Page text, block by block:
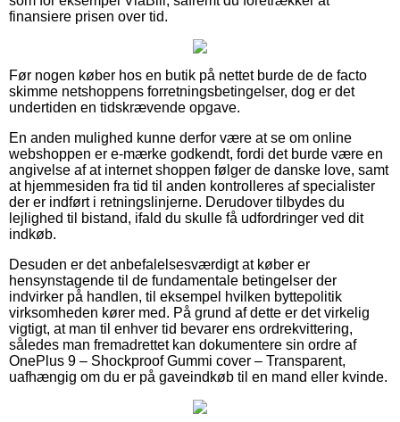
finansiere prisen over tid.
Før nogen køber hos en butik på nettet burde de de facto
skimme netshoppens forretningsbetingelser, dog er det
undertiden en tidskrævende opgave.
En anden mulighed kunne derfor være at se om online
webshoppen er e-mærke godkendt, fordi det burde være en
angivelse af at internet shoppen følger de danske love, samt
at hjemmesiden fra tid til anden kontrolleres af specialister
der er indført i retningslinjerne. Derudover tilbydes du
lejlighed til bistand, ifald du skulle få udfordringer ved dit
indkøb.
Desuden er det anbefalelsesværdigt at køber er
hensynstagende til de fundamentale betingelser der
indvirker på handlen, til eksempel hvilken byttepolitik
virksomheden kører med. På grund af dette er det virkelig
vigtigt, at man til enhver tid bevarer ens ordrekvittering,
således man fremadrettet kan dokumentere sin ordre af
OnePlus 9 – Shockproof Gummi cover – Transparent,
uafhængig om du er på gaveindkøb til en mand eller kvinde.